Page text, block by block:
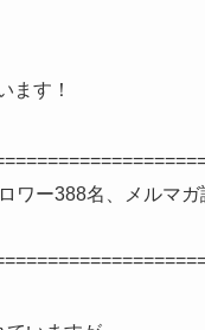
ます！
ワー388名、メルマ